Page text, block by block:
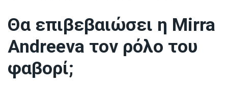
Θα επιβεβαιώσει η Mirra
Andreeva τον ρόλο του
φαβορί;